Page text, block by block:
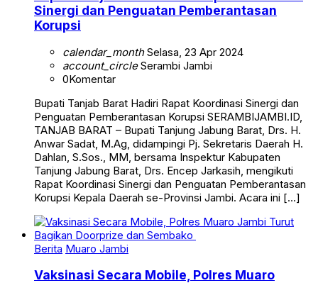
Sinergi dan Penguatan Pemberantasan
Korupsi
calendar_monthSelasa, 23 Apr 2024
account_circleSerambi Jambi
0Komentar
Bupati Tanjab Barat Hadiri Rapat Koordinasi Sinergi dan
Penguatan Pemberantasan Korupsi SERAMBIJAMBI.ID,
TANJAB BARAT – Bupati Tanjung Jabung Barat, Drs. H.
Anwar Sadat, M.Ag, didampingi Pj. Sekretaris Daerah H.
Dahlan, S.Sos., MM, bersama Inspektur Kabupaten
Tanjung Jabung Barat, Drs. Encep Jarkasih, mengikuti
Rapat Koordinasi Sinergi dan Penguatan Pemberantasan
Korupsi Kepala Daerah se-Provinsi Jambi. Acara ini […]
Berita Muaro Jambi
Vaksinasi Secara Mobile, Polres Muaro